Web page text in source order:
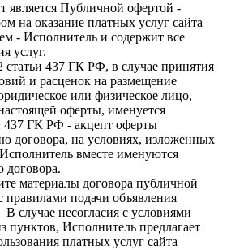
является Публичной офертой -
на оказание платных услуг сайта
- Исполнитель и содержит все
услуг.
статьи 437 ГК РФ, в случае принятия
и расценок на размещение
или физическое лицо,
оферты, именуется
437 ГК РФ - акцепт оферты
договора, на условиях, изложенных
вместе именуются
договора.
материалы договора публичной
правилами подачи объявления
случае несогласия с условиями
пунктов, Исполнитель предлагает
платных услуг сайта